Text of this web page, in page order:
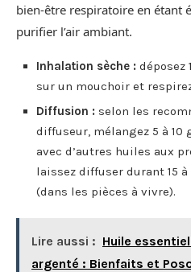
bien-être respiratoire en étant
purifier l’air ambiant.
Inhalation sèche : déposez
sur un mouchoir et
Diffusion : selon les
diffuseur, mélangez 5 à
avec d’autres huiles aux
laissez diffuser durant 15
(dans les pièces à vivre).
Lire aussi : Huile
argenté : Bienfaits et